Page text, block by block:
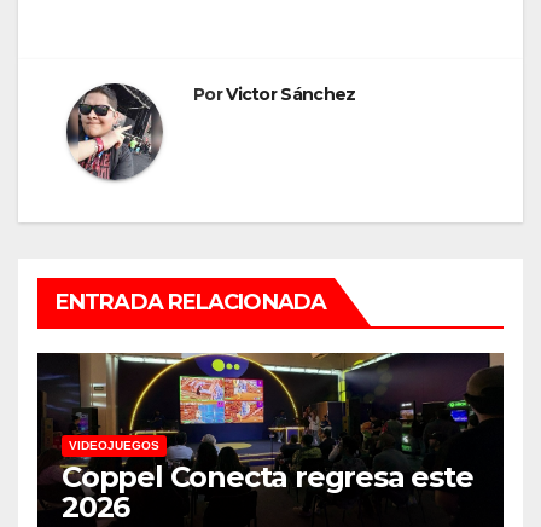
PorVictor Sánchez
ENTRADA RELACIONADA
VIDEOJUEGOS
Coppel Conecta regresa este
2026